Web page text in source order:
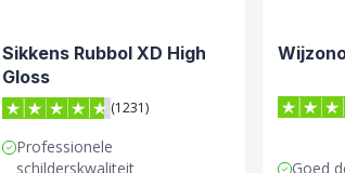
Sikkens Rubbol XD High
Gloss
(1231)
Professionele
schilderskwaliteit
4.7
Goed